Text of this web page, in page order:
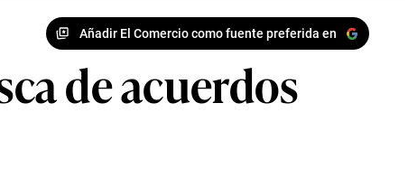
Añadir El Comercio como fuente preferida en
de acuerdos